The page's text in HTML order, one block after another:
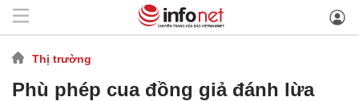
Thị trường
Phù phép cua đồng giả đánh lừa